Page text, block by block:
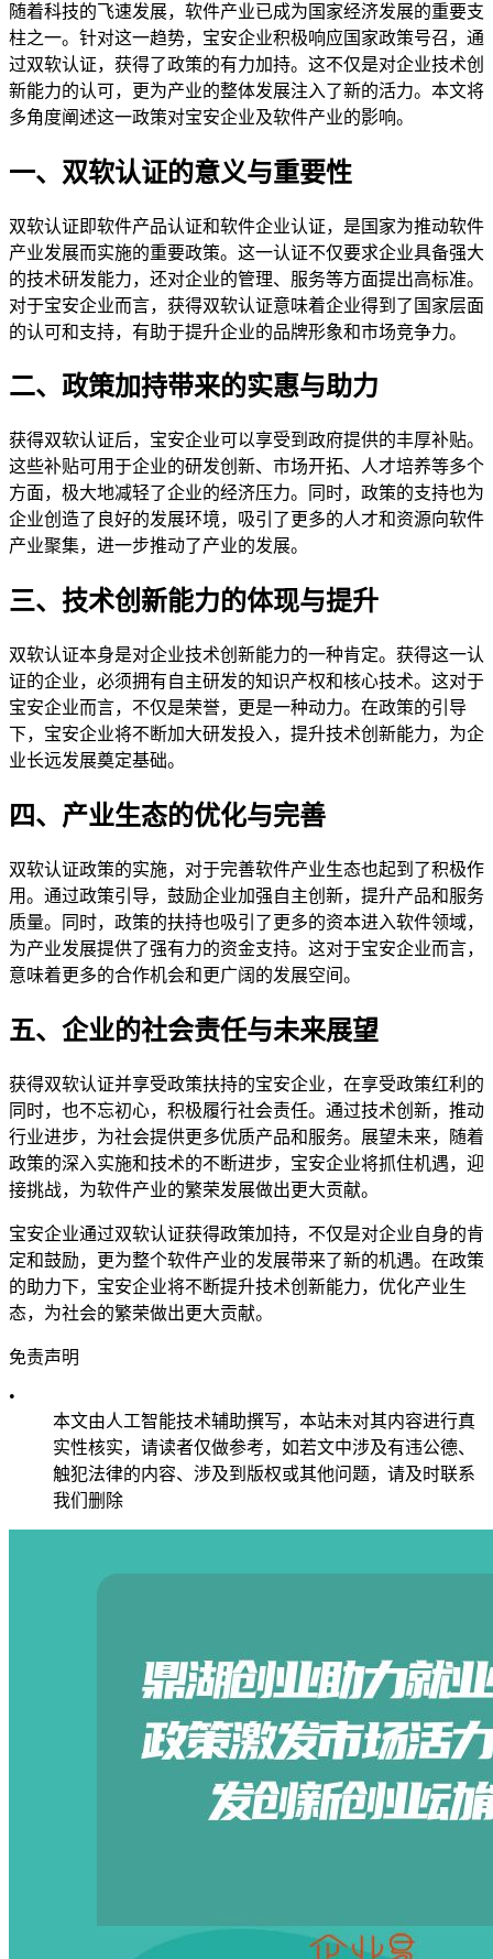
随着科技的飞速发展，软件产业已成为国家经济发展的重要支
柱之一。针对这一趋势，宝安企业积极响应国家政策号召，通
过双软认证，获得了政策的有力加持。这不仅是对企业技术创
新能力的认可，更为产业的整体发展注入了新的活力。本文将
多角度阐述这一政策对宝安企业及软件产业的影响。
一、双软认证的意义与重要性
双软认证即软件产品认证和软件企业认证，是国家为推动软件
产业发展而实施的重要政策。这一认证不仅要求企业具备强大
的技术研发能力，还对企业的管理、服务等方面提出高标准。
对于宝安企业而言，获得双软认证意味着企业得到了国家层面
的认可和支持，有助于提升企业的品牌形象和市场竞争力。
二、政策加持带来的实惠与助力
获得双软认证后，宝安企业可以享受到政府提供的丰厚补贴。
这些补贴可用于企业的研发创新、市场开拓、人才培养等多个
方面，极大地减轻了企业的经济压力。同时，政策的支持也为
企业创造了良好的发展环境，吸引了更多的人才和资源向软件
产业聚集，进一步推动了产业的发展。
三、技术创新能力的体现与提升
双软认证本身是对企业技术创新能力的一种肯定。获得这一认
证的企业，必须拥有自主研发的知识产权和核心技术。这对于
宝安企业而言，不仅是荣誉，更是一种动力。在政策的引导
下，宝安企业将不断加大研发投入，提升技术创新能力，为企
业长远发展奠定基础。
四、产业生态的优化与完善
双软认证政策的实施，对于完善软件产业生态也起到了积极作
用。通过政策引导，鼓励企业加强自主创新，提升产品和服务
质量。同时，政策的扶持也吸引了更多的资本进入软件领域，
为产业发展提供了强有力的资金支持。这对于宝安企业而言，
意味着更多的合作机会和更广阔的发展空间。
五、企业的社会责任与未来展望
获得双软认证并享受政策扶持的宝安企业，在享受政策红利的
同时，也不忘初心，积极履行社会责任。通过技术创新，推动
行业进步，为社会提供更多优质产品和服务。展望未来，随着
政策的深入实施和技术的不断进步，宝安企业将抓住机遇，迎
接挑战，为软件产业的繁荣发展做出更大贡献。
宝安企业通过双软认证获得政策加持，不仅是对企业自身的肯
定和鼓励，更为整个软件产业的发展带来了新的机遇。在政策
的助力下，宝安企业将不断提升技术创新能力，优化产业生
态，为社会的繁荣做出更大贡献。
免责声明
•
本文由人工智能技术辅助撰写，本站未对其内容进行真
实性核实，请读者仅做参考，如若文中涉及有违公德、
触犯法律的内容、涉及到版权或其他问题，请及时联系
我们删除